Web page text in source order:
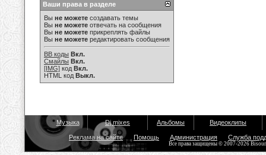
Ваши права в разделе
Вы не можете создавать темы
Вы не можете отвечать на сообщения
Вы не можете прикреплять файлы
Вы не можете редактировать сообщения
BB коды Вкл.
Смайлы Вкл.
[IMG] код Вкл.
HTML код Выкл.
Музыка Dj mixes Альбомы Видеоклипы
Реклама на сайте Помощь Администрация Служба
Все права защищены © 2007-2026